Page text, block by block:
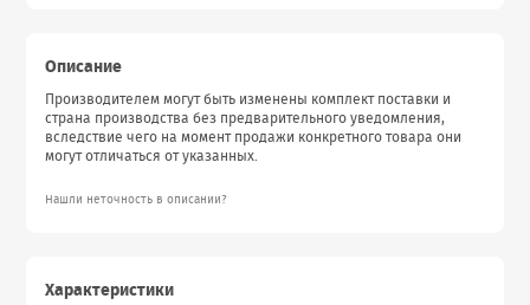
Описание
Производителем могут быть изменены комплект поставки и
страна производства без предварительного уведомления,
вследствие чего на момент продажи конкретного товара они
могут отличаться от указанных.
Нашли неточность в описании?
Характеристики